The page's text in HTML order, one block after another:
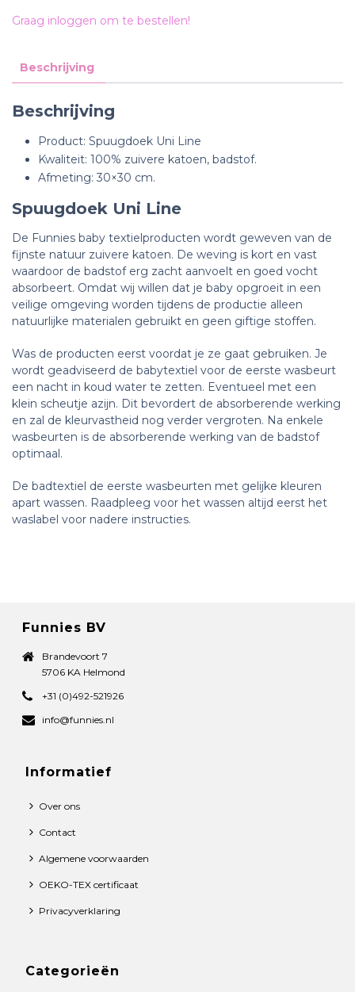
Graag inloggen om te bestellen!
Beschrijving
Beschrijving
Product: Spuugdoek Uni Line
Kwaliteit: 100% zuivere katoen, badstof.
Afmeting: 30×30 cm.
Spuugdoek Uni Line
De Funnies baby textielproducten wordt geweven van de
fijnste natuur zuivere katoen. De weving is kort en vast
waardoor de badstof erg zacht aanvoelt en goed vocht
absorbeert. Omdat wij willen dat je baby opgroeit in een
veilige omgeving worden tijdens de productie alleen
natuurlijke materialen gebruikt en geen giftige stoffen.
Was de producten eerst voordat je ze gaat gebruiken. Je
wordt geadviseerd de babytextiel voor de eerste wasbeurt
een nacht in koud water te zetten. Eventueel met een
klein scheutje azijn. Dit bevordert de absorberende werking
en zal de kleurvastheid nog verder vergroten. Na enkele
wasbeurten is de absorberende werking van de badstof
optimaal.
De badtextiel de eerste wasbeurten met gelijke kleuren
apart wassen. Raadpleeg voor het wassen altijd eerst het
waslabel voor nadere instructies.
Funnies BV
Brandevoort 7
5706 KA Helmond
+31 (0)492-521926
info@funnies.nl
Informatief
Over ons
Contact
Algemene voorwaarden
OEKO-TEX certificaat
Privacyverklaring
Categorieën